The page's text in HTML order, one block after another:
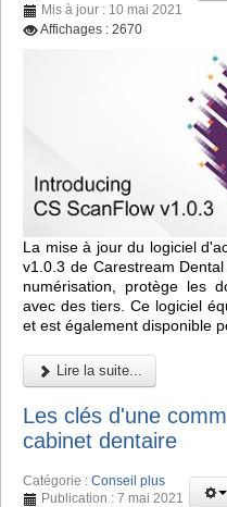
Mis à jour : 10 mai 2021
Affichages : 2670
La mise à jour du logiciel
v1.0.3 de Carestream
numérisation, protège les
avec des tiers. Ce logiciel
et est également disponible
Lire la suite...
Les clés d'une
cabinet dentaire
Catégorie : Conseil plus
Publication : 7 mai 2021